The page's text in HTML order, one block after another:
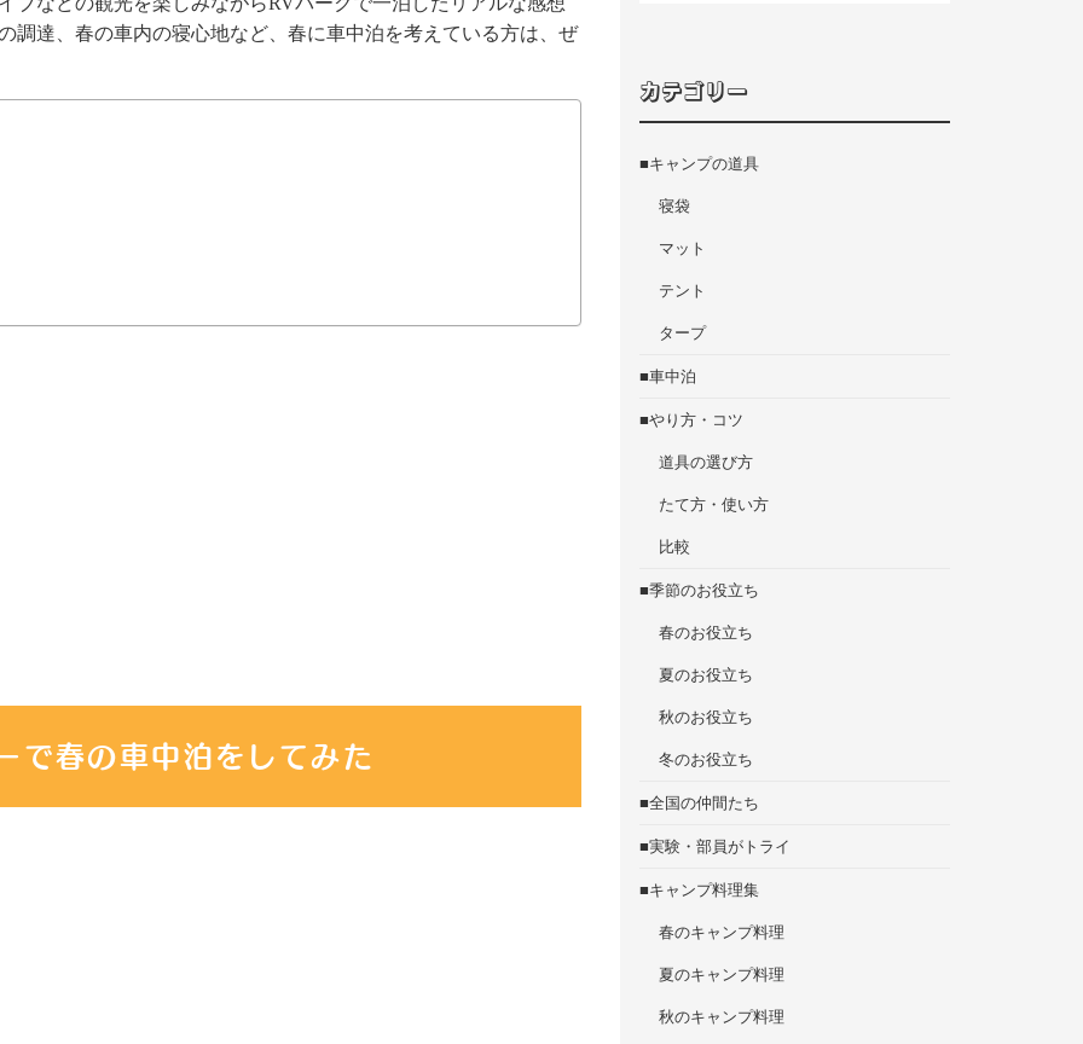
調達、春の車内の寝心地など、春に車中泊を考えている方は、ぜ
で春の車中泊をしてみた
カテゴリー
■キャンプの道具
寝袋
マット
テント
タープ
■車中泊
■やり方・コツ
道具の選び方
たて方・使い方
比較
■季節のお役立ち
春のお役立ち
夏のお役立ち
秋のお役立ち
冬のお役立ち
■全国の仲間たち
■実験・部員がトライ
■キャンプ料理集
春のキャンプ料理
夏のキャンプ料理
秋のキャンプ料理